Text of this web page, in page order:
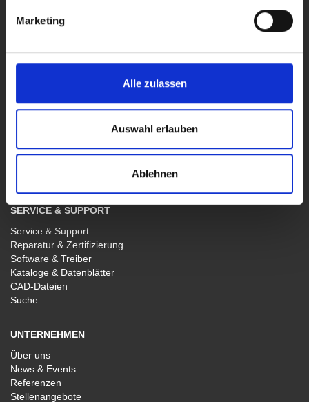
Marketing
Alle zulassen
Auswahl erlauben
Ablehnen
PRODUKTE
Labor-, Leistungs- und Arbiträr-Netzgeräte
Funktions- und Arbiträr-Generatoren
Breitband- und 4-Quadranten-Verstärker
Software WaveControl
SERVICE & SUPPORT
Service & Support
Reparatur & Zertifizierung
Software & Treiber
Kataloge & Datenblätter
CAD-Dateien
Suche
UNTERNEHMEN
Über uns
News & Events
Referenzen
Stellenangebote